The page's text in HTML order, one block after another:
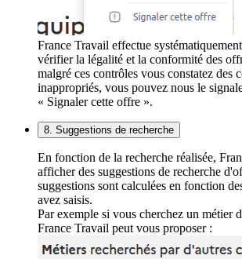
France Travail effectue
vérifier la légalité et la conformité des
malgré ces contrôles vous constatez des
inappropriés, vous pouvez nous le
« Signaler cette offre ».
8. Suggestions de recherche
En fonction de la recherche réalisée,
afficher des suggestions de recherche
suggestions sont calculées en fonction
avez saisis.
Par exemple si vous cherchez un métier
France Travail peut vous proposer :